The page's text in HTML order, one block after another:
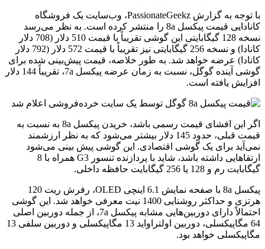
با توجه به گزارش PassionateGeekz، وب‌سایت یک فروشگاه
کانادایی قیمت پیکسل 8a را منتشر کرده است. به نظر می‌رسد
نسخه 128 گیگابایتی این گوشی تقریباً با قیمت 510 دلار (708 دلار
کانادا) و نسخه 256 گیگابایتی نیز تقریباً با قیمت 572 دلار (792 دلار
کانادا) عرضه خواهد شد. به طور خلاصه، قیمت پیش‌بینی شده برای
گوشی آینده گوگل، نسبت به زمان عرضه پیکسل 7a، تقریباً 144 دلار
افزایش یافته است.
اگر این افشای قیمت رسمی باشد، خریدن پیکسل 8a به نسبت به
قیمت قبلی، حدود 145 دلار بیشتر می‌شود که به نظر ارزشمند
نمی‌آید برای یک گوشی اقتصادی. این گوشی پیش بینی می‌شود
ارتقا‌هایی داشته باشد، شاید با پردازنده تنسور G3 همراه با 8
گیگابایت رم و 128 یا 256 گیگابایت حافظه داخلی.
پیکسل 8a با صفحه نمایش 6.1 اینچی OLED، رفرش ریت 120
هرتزی و حداکثر روشنایی 1400 نیت معرفی خواهد شد. این گوشی
احتمالاً دارای دوربین‌هایی مشابه پیکسل 7a، از جمله دوربین اصلی
64 مگاپیکسلی، دوربین اولتراواید 13 مگاپیکسلی و دوربین سلفی 13
مگاپیکسلی خواهد بود.